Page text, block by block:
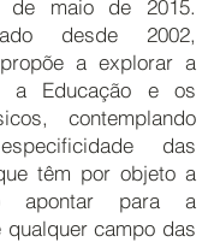
maio de 2015.
desde 2002,
a explorar a
a Educação e os
contemplando
das
têm por objeto a
apontar para a
qualquer campo das